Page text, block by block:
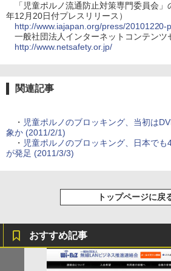
「児童ポルノ流通防止対策専門委員会」
年12月20日付プレスリリース）
http://www.iajapan.org/press/20101220-
一般社団法人インターネットコンテンツ
http://www.netsafety.or.jp/
関連記事
・ 児童ポルノのブロッキング、当初は
象か (2011/2/1)
・ 児童ポルノのブロッキング、日本で
が発足 (2011/3/3)
トップページに戻
おすすめ記事